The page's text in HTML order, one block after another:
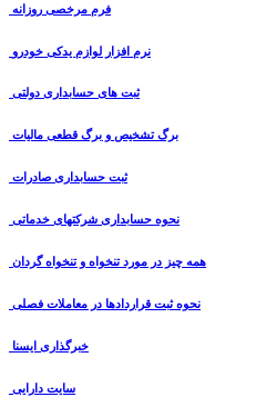
فرم مرخصی روزانه
نرم افزار لوازم یدکی خودرو
ثبت های حسابداری دولتی
برگ تشخیص و برگ قطعی مالیات
ثبت حسابداری صادرات
نحوه حسابداری شرکتهای خدماتی
همه چیز در مورد تنخواه و تنخواه گردان
نحوه ثبت قراردادها در معاملات فصلی
خبرگذاری ایسنا
سایت دارایی